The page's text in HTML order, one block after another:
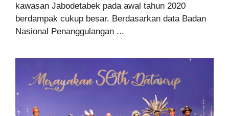
kawasan Jabodetabek pada awal tahun 2020
berdampak cukup besar. Berdasarkan data Badan
Nasional Penanggulangan ...